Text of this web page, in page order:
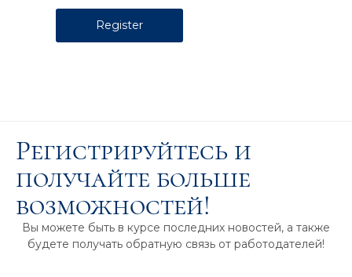
Регистрируйтесь и
получайте больше
возможностей!
Вы можете быть в курсе последних новостей, а также
будете получать обратную связь от работодателей!